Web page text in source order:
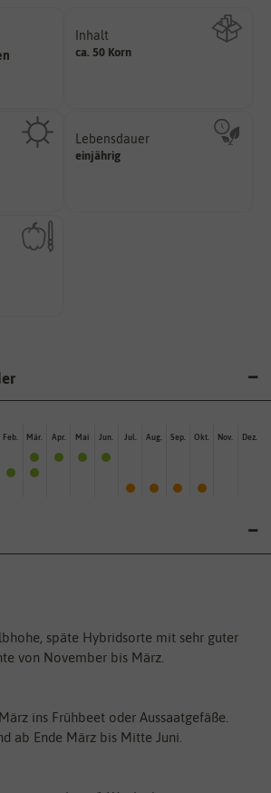
Inhalt
ca. 50 KornWie viel ist enthalten
Lebensdauer
einjährig
einjährig, zweijährig oder
mehrjährig.
Feb. Mär. Apr. Mai Jun. Jul. Aug. Sep. Okt. Nov. Dez.
späte Hybridsorte mit sehr guter
von November bis März.
ins Frühbeet oder Aussaatgefäße.
ab Ende März bis Mitte Juni.